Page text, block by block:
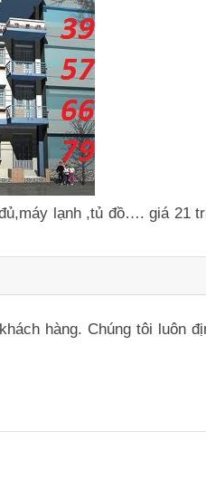
lạnh ,tủ đồ…. giá 21
hàng. Chúng tôi luôn